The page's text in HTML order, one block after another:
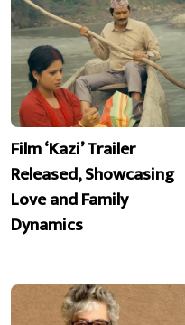
Film ‘Kazi’ Trailer
Released, Showcasing
Love and Family
Dynamics